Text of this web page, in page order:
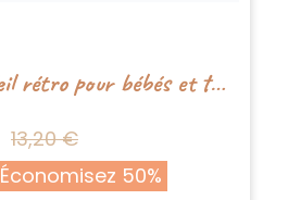
Lunettes de soleil rétro pour bébés et tout-petits - Rouge - Boho+Babe
13,20 €
Économisez 50%